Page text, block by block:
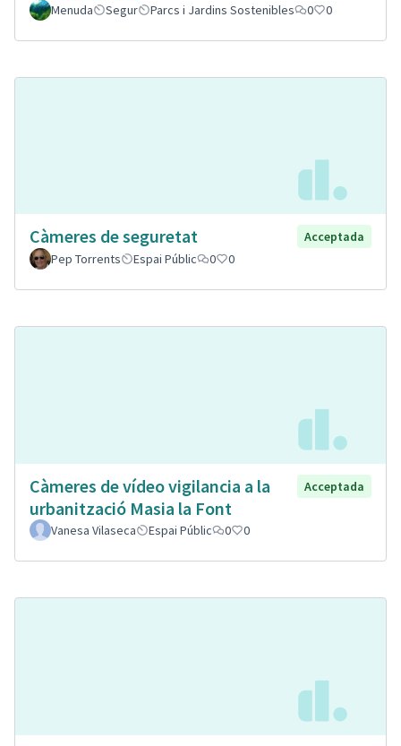
Menuda Segur Parcs i Jardins Sostenibles 0 0
Càmeres de seguretat
Acceptada
Pep Torrents
Espai Públic 0 0
Càmeres de vídeo vigilancia a la
urbanització Masia la Font
Acceptada
Vanesa Vilaseca Espai Públic 0 0